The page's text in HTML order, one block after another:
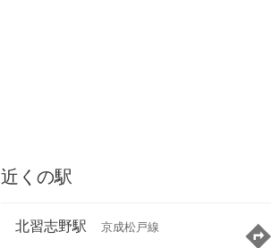
近くの駅
北習志野駅 京成松戸線